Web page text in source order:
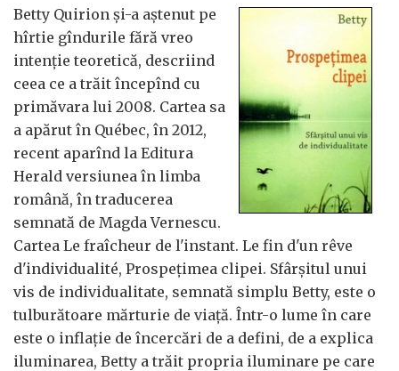
Betty Quirion și-a aștenut pe
hîrtie gîndurile fără vreo
intenție teoretică, descriind
ceea ce a trăit începînd cu
primăvara lui 2008. Cartea sa
a apărut în Québec, în 2012,
recent aparînd la Editura
Herald versiunea în limba
română, în traducerea
semnată de Magda Vernescu.
Cartea Le fraîcheur de l'instant. Le fin d'un rêve
d'individualité, Prospețimea clipei. Sfârșitul unui
vis de individualitate, semnată simplu Betty, este o
tulburătoare mărturie de viață. Într-o lume în care
este o inflație de încercări de a defini, de a explica
iluminarea, Betty a trăit propria iluminare pe care